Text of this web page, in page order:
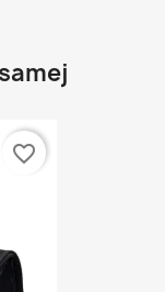
favorite_border